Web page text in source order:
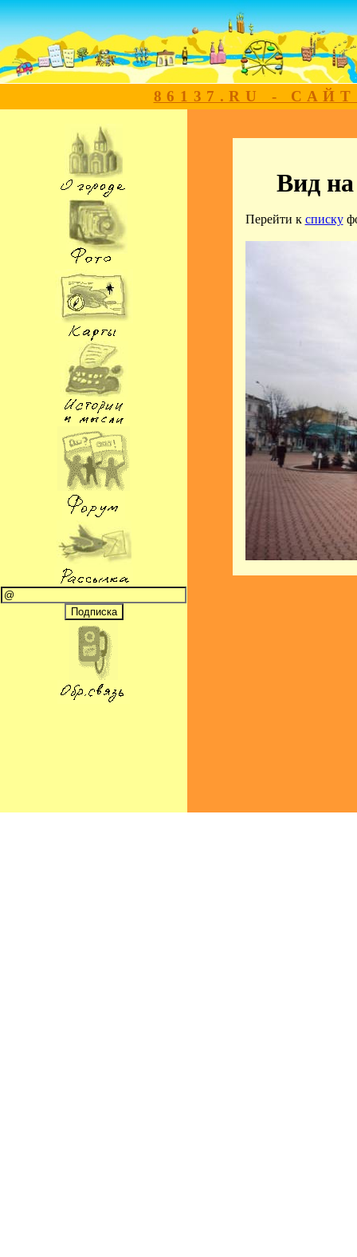
86137.RU -
Вид
Перейти к списку